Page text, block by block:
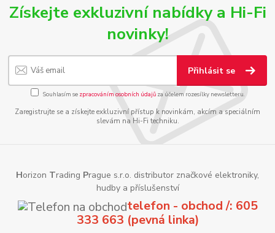
Získejte exkluzivní nabídky a Hi-Fi
novinky!
Přihlásit se
Souhlasím se zpracováním osobních údajůza účelem rozesílky newsletteru.
Zaregistrujte se a získejte exkluzivní přístup k novinkám, akcím a speciálním
slevám na Hi-Fi techniku.
Horizon Trading Prague s.r.o. distributor značkové elektroniky,
hudby a příslušenství
telefon - obchod /: 605
333 663 (pevná linka)